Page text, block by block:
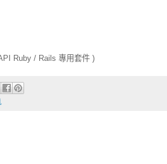
Ruby / Rails 專用套件 )